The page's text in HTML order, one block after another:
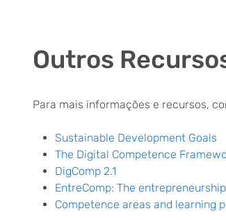
Outros
Para mais informações e recursos,
Sustainable Development Goals
The Digital Competence
DigComp 2.1
EntreComp: The
Competence areas and learning